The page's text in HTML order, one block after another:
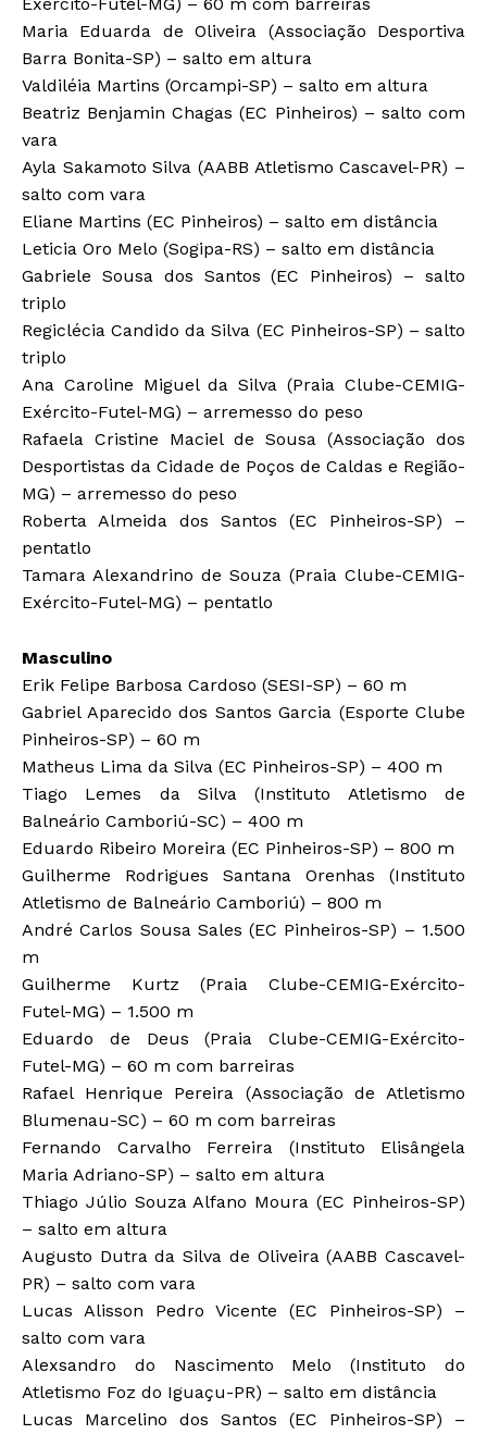
Maria Eduarda de Oliveira (Associação Desportiva
Barra Bonita-SP) – salto em altura
Valdiléia Martins (Orcampi-SP) – salto em altura
Beatriz Benjamin Chagas (EC Pinheiros) – salto com
vara
Ayla Sakamoto Silva (AABB Atletismo Cascavel-PR) –
salto com vara
Eliane Martins (EC Pinheiros) – salto em distância
Leticia Oro Melo (Sogipa-RS) – salto em distância
Gabriele Sousa dos Santos (EC Pinheiros) – salto
triplo
Regiclécia Candido da Silva (EC Pinheiros-SP) – salto
triplo
Ana Caroline Miguel da Silva (Praia Clube-CEMIG-
Exército-Futel-MG) – arremesso do peso
Rafaela Cristine Maciel de Sousa (Associação dos
Desportistas da Cidade de Poços de Caldas e Região-
MG) – arremesso do peso
Roberta Almeida dos Santos (EC Pinheiros-SP) –
pentatlo
Tamara Alexandrino de Souza (Praia Clube-CEMIG-
Exército-Futel-MG) – pentatlo
Masculino
Erik Felipe Barbosa Cardoso (SESI-SP) – 60 m
Gabriel Aparecido dos Santos Garcia (Esporte Clube
Pinheiros-SP) – 60 m
Matheus Lima da Silva (EC Pinheiros-SP) – 400 m
Tiago Lemes da Silva (Instituto Atletismo de
Balneário Camboriú-SC) – 400 m
Eduardo Ribeiro Moreira (EC Pinheiros-SP) – 800 m
Guilherme Rodrigues Santana Orenhas (Instituto
Atletismo de Balneário Camboriú) – 800 m
André Carlos Sousa Sales (EC Pinheiros-SP) – 1.500
m
Guilherme Kurtz (Praia Clube-CEMIG-Exército-
Futel-MG) – 1.500 m
Eduardo de Deus (Praia Clube-CEMIG-Exército-
Futel-MG) – 60 m com barreiras
Rafael Henrique Pereira (Associação de Atletismo
Blumenau-SC) – 60 m com barreiras
Fernando Carvalho Ferreira (Instituto Elisângela
Maria Adriano-SP) – salto em altura
Thiago Júlio Souza Alfano Moura (EC Pinheiros-SP)
– salto em altura
Augusto Dutra da Silva de Oliveira (AABB Cascavel-
PR) – salto com vara
Lucas Alisson Pedro Vicente (EC Pinheiros-SP) –
salto com vara
Alexsandro do Nascimento Melo (Instituto do
Atletismo Foz do Iguaçu-PR) – salto em distância
Lucas Marcelino dos Santos (EC Pinheiros-SP) –